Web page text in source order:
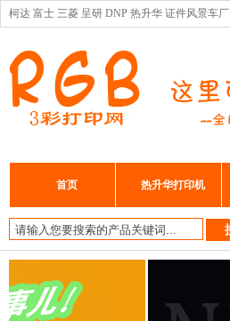
柯达 富士 三菱 呈研 DNP 热升华 证件风景车
首页 热升华打印机